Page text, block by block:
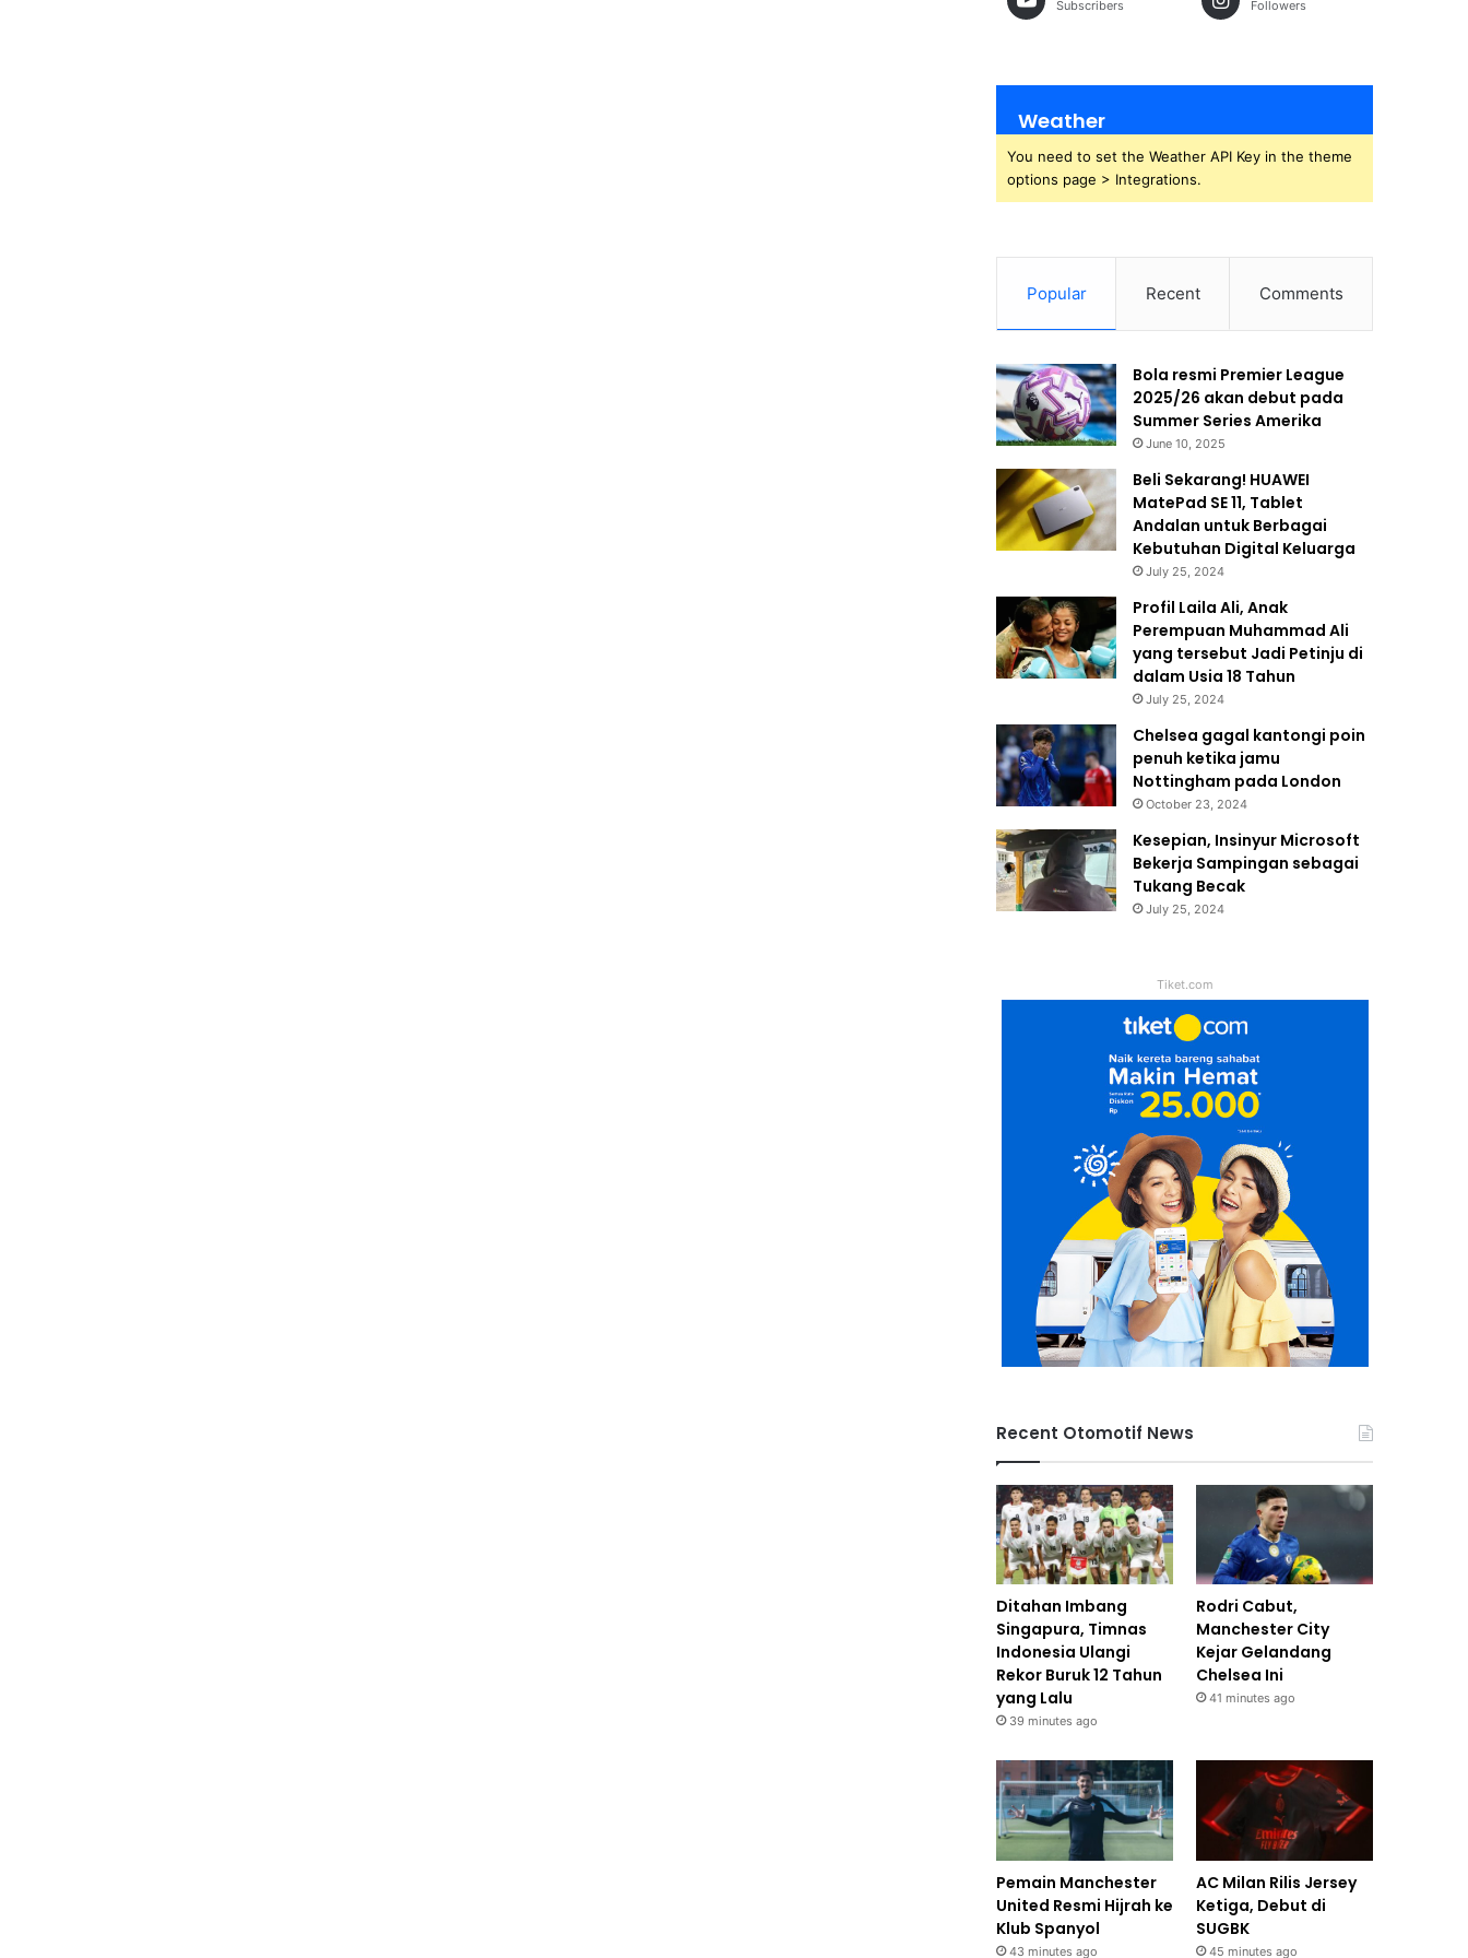
Subscribers Followers
Weather
You need to set the Weather API Key in the theme
options page > Integrations.
Popular Recent Comments
Bola resmi Premier League
2025/26 akan debut pada
Summer Series Amerika
June 10, 2025
Beli Sekarang! HUAWEI
MatePad SE 11, Tablet
Andalan untuk Berbagai
Kebutuhan Digital Keluarga
July 25, 2024
Profil Laila Ali, Anak
Perempuan Muhammad Ali
yang tersebut Jadi Petinju di
dalam Usia 18 Tahun
July 25, 2024
Chelsea gagal kantongi poin
penuh ketika jamu
Nottingham pada London
October 23, 2024
Kesepian, Insinyur Microsoft
Bekerja Sampingan sebagai
Tukang Becak
July 25, 2024
Tiket.com
Recent Otomotif News
Ditahan Imbang
Singapura, Timnas
Indonesia Ulangi
Rekor Buruk 12 Tahun
yang Lalu
39 minutes ago
Rodri Cabut,
Manchester City
Kejar Gelandang
Chelsea Ini
41 minutes ago
Pemain Manchester
United Resmi Hijrah ke
Klub Spanyol
43 minutes ago
AC Milan Rilis Jersey
Ketiga, Debut di
SUGBK
45 minutes ago